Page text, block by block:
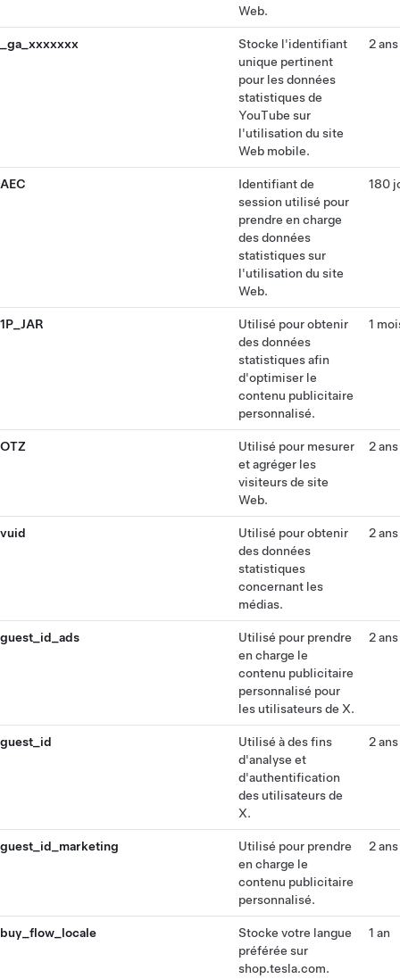
Web.
_ga_xxxxxxx
Stocke l'identifiant
unique pertinent
pour les données
statistiques de
YouTube sur
l'utilisation du site
Web mobile.
2 ans
AEC
Identifiant de
session utilisé pour
prendre en charge
des données
statistiques sur
l'utilisation du site
Web.
180
1P_JAR
Utilisé pour obtenir
des données
statistiques afin
d'optimiser le
contenu publicitaire
personnalisé.
1
OTZ
Utilisé pour mesurer
et agréger les
visiteurs de site
Web.
2 ans
vuid
Utilisé pour obtenir
des données
statistiques
concernant les
médias.
2 ans
guest_id_ads
Utilisé pour prendre
en charge le
contenu publicitaire
personnalisé pour
les utilisateurs de X.
2 ans
guest_id
Utilisé à des fins
d'analyse et
d'authentification
des utilisateurs de
X.
2 ans
guest_id_marketing
Utilisé pour prendre
en charge le
contenu publicitaire
personnalisé.
2 ans
buy_flow_locale
Stocke votre langue
préférée sur
shop.tesla.com.
1 an